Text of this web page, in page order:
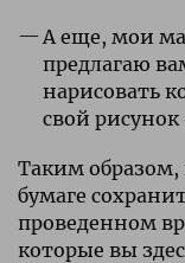
А еще, мои
предлагаю
нарисовать
свой рисунок
Таким образом,
бумаге
проведенном
которые вы